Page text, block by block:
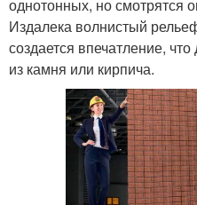
однотонных, но смотрятся
Издалека волнистый
создается впечатление,
из камня или кирпича.